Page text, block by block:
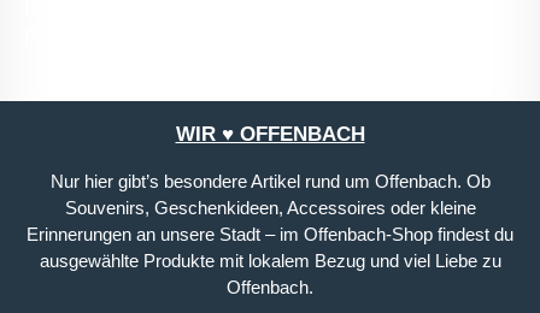
WIR ♥ OFFENBACH
Nur hier gibt’s besondere Artikel rund um Offenbach. Ob
Souvenirs, Geschenkideen, Accessoires oder kleine
Erinnerungen an unsere Stadt – im Offenbach-Shop findest du
ausgewählte Produkte mit lokalem Bezug und viel Liebe zu
Offenbach.